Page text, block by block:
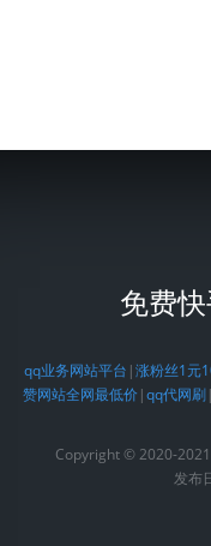
免费
qq业务网站平台 |涨粉丝1元
赞网站全网最低价|qq代网刷|
Copyright © 2020-2021
发布